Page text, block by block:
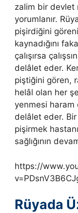
zalim bir devlet
yorumlanır.
pişirdiğini
kaynadığını
çalışırsa
delâlet eder.
piştiğini gören,
helâl olan her
yenmesi haram
delâlet eder.
pişirmek
sağlığının
https://
Rüyada